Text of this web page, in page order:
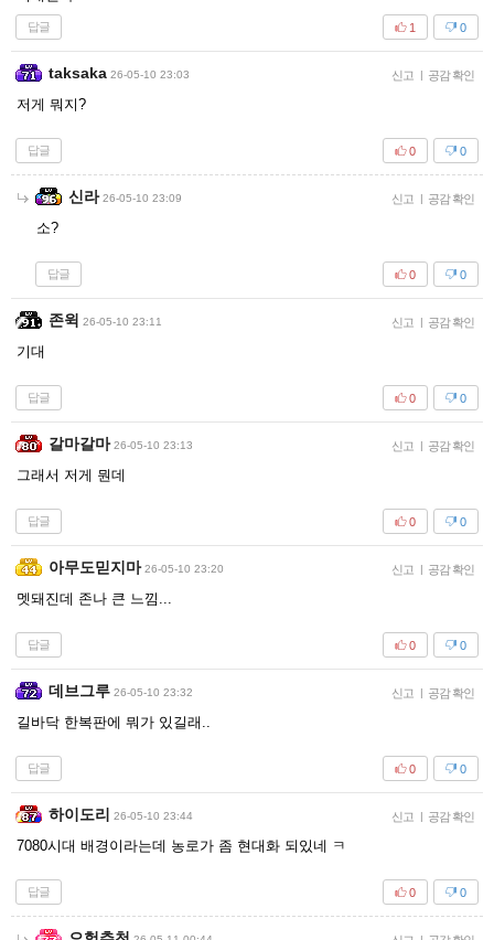
답글 0
1
taksaka 26-05-10 23:03 신고 | 공감 확인
저게 뭐지?
답글 0
0
신라 26-05-10 23:09 신고 | 공감 확인
소?
답글 0
0
존윅 26-05-10 23:11 신고 | 공감 확인
기대
답글 0
0
갈마갈마 26-05-10 23:13 신고 | 공감 확인
그래서 저게 뭔데
답글 0
0
아무도믿지마 26-05-10 23:20 신고 | 공감 확인
멧돼진데 존나 큰 느낌...
답글 0
0
데브그루 26-05-10 23:32 신고 | 공감 확인
길바닥 한복판에 뭐가 있길래..
답글 0
0
하이도리 26-05-10 23:44 신고 | 공감 확인
7080시대 배경이라는데 농로가 좀 현대화 되있네 ㅋ
답글 0
0